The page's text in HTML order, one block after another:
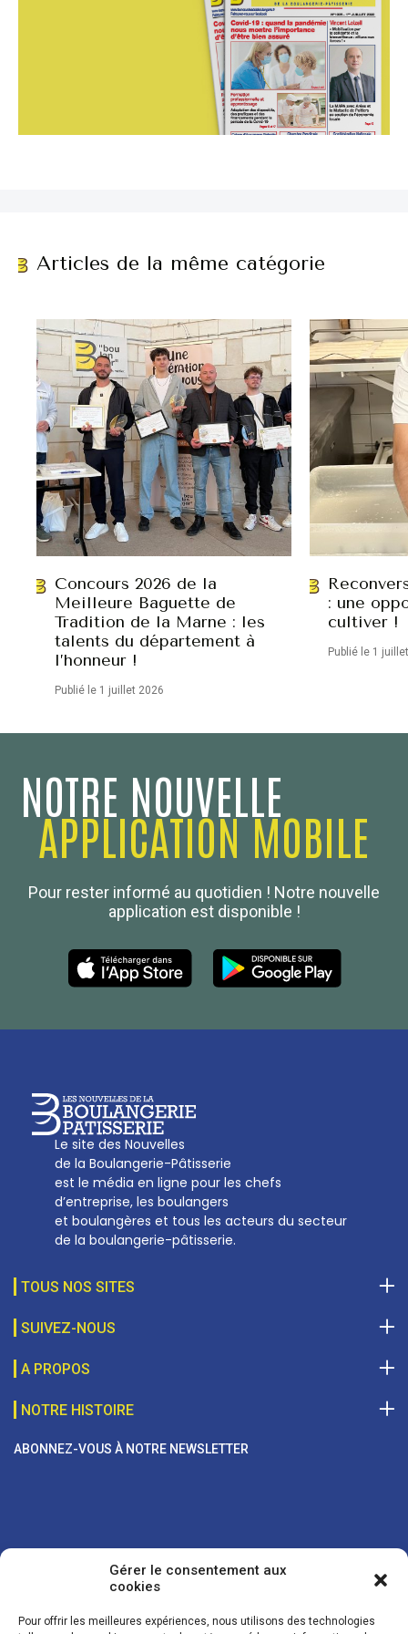
Gérer le consentement aux
cookies
Pour offrir les meilleures expériences, nous utilisons des technologies
Articles de la même catégorie
Concours 2026 de la
Meilleure Baguette de
Tradition de la Marne : les
talents du département à
l’honneur !
Publié le 1 juillet 2026
: une
cultiver !
Publié le 1
NOTRE NOUVELLE
APPLICATION MOBILE
Pour rester informé au quotidien ! Notre nouvelle
application est disponible !
Le site des Nouvelles
de la Boulangerie-Pâtisserie
est le média en ligne pour les chefs
d’entreprise, les boulangers
et boulangères et tous les acteurs du secteur
de la boulangerie-pâtisserie.
TOUS NOS SITES
Boulanger de France
SUIVEZ-NOUS
A PROPOS
Les Nouvelles de la Boulangerie-Pâtisserie Française
27, av d’Eylau - 75782 Paris Cédex 16
01 53 70 16 25
NOTRE HISTOIRE
ABONNEZ-VOUS À NOTRE NEWSLETTER